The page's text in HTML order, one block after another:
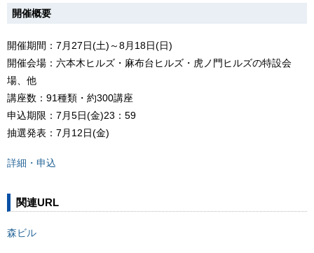
開催概要
開催期間：7月27日(土)～8月18日(日)
開催会場：六本木ヒルズ・麻布台ヒルズ・虎ノ門ヒルズの特設会
場、他
講座数：91種類・約300講座
申込期限：7月5日(金)23：59
抽選発表：7月12日(金)
詳細・申込
関連URL
森ビル